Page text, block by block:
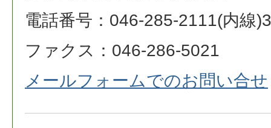
電話番号：046-285-2111(内線
ファクス：046-286-5021
メールフォームでのお問い合せ